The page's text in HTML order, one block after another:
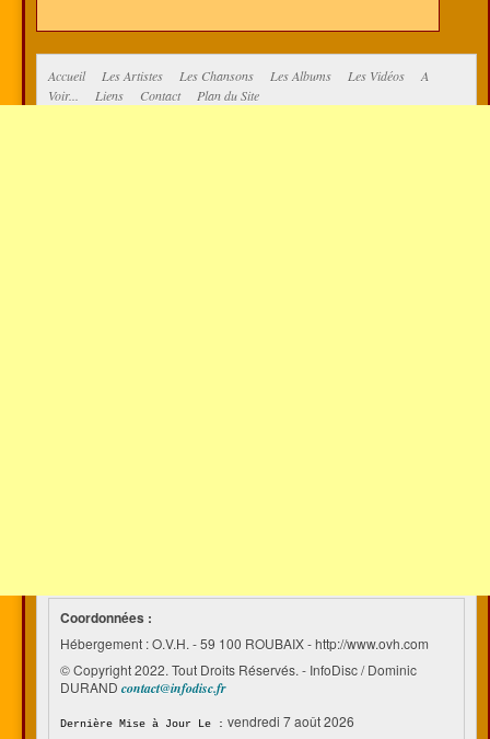
Accueil Les Artistes Les Chansons Les Albums Les Vidéos
A
Voir...
Liens Contact Plan du Site
Coordonnées :
Hébergement : O.V.H. - 59 100 ROUBAIX - http://www.ovh.com
© Copyright 2022. Tout Droits Réservés. - InfoDisc / Dominic
DURAND contact@infodisc.fr
Dernière Mise à Jour Le : vendredi 7 août 2026